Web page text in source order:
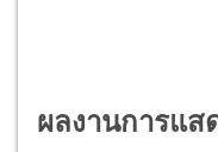
ผลงานการแส